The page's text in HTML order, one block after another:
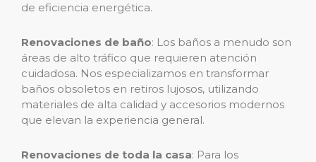
de eficiencia energética.
Renovaciones de baño: Los baños a menudo son
áreas de alto tráfico que requieren atención
cuidadosa. Nos especializamos en transformar
baños obsoletos en retiros lujosos, utilizando
materiales de alta calidad y accesorios modernos
que elevan la experiencia general.
Renovaciones de toda la casa: Para los